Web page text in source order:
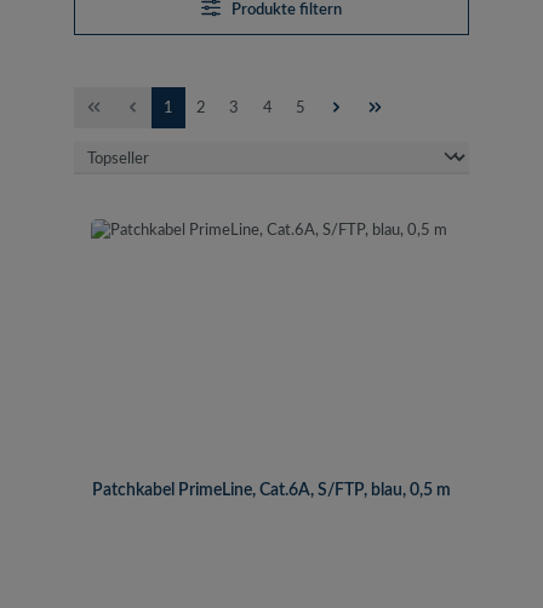
Produkte filtern
Seite
1 Seite
2 Seite
3 Seite
4 Seite
5
Patchkabel PrimeLine, Cat.6A, S/FTP, blau, 0,5 m